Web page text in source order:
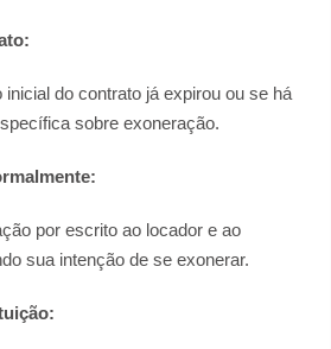
do contrato já expirou ou se há
sobre exoneração.
por escrito ao locador e ao
sua intenção de se exonerar.